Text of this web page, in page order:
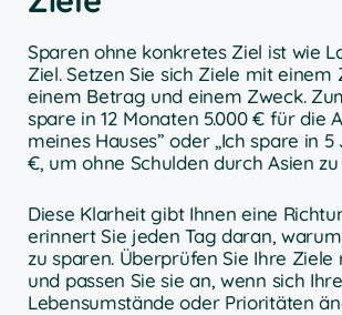
Sparen ohne konkretes Ziel ist wie
Ziel. Setzen Sie sich Ziele mit einem
einem Betrag und einem Zweck.
spare in 12 Monaten 5.000 € für die
meines Hauses” oder „Ich spare in 5
€, um ohne Schulden durch Asien zu
Diese Klarheit gibt Ihnen eine
erinnert Sie jeden Tag daran,
zu sparen. Überprüfen Sie Ihre
und passen Sie sie an, wenn sich Ihre
Lebensumstände oder Prioritäten